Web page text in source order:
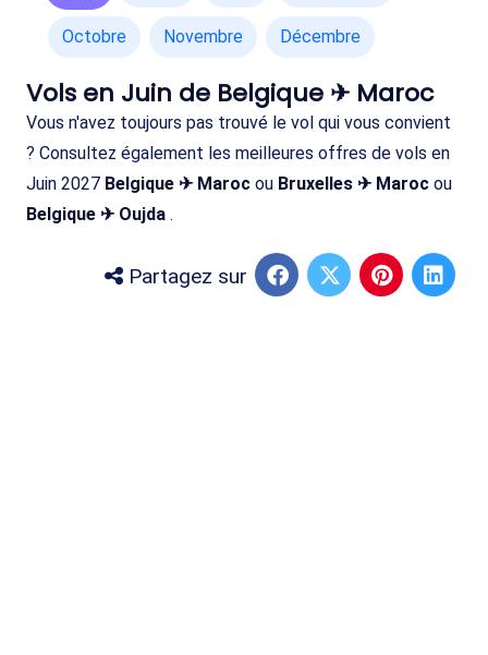
Octobre Novembre Décembre
Vols en Juin de Belgique ✈ Maroc
Vous n'avez toujours pas trouvé le vol qui vous convient
? Consultez également les meilleures offres de vols en
Juin 2027 Belgique ✈ Maroc ou Bruxelles ✈ Maroc ou
Belgique ✈ Oujda .
Partagez sur